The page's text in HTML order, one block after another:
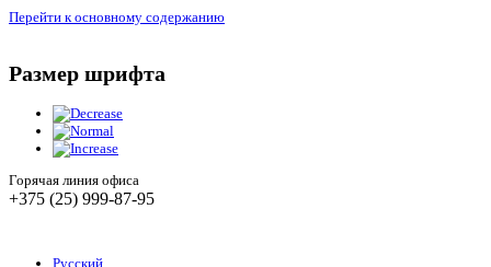
Перейти к основному содержанию
Размер шрифта
Горячая линия офиса
+375 (25) 999-87-95
Русский